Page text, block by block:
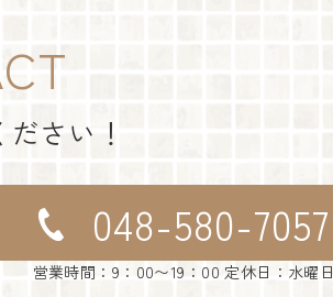
さい！
048-580-7057
営業時間：9：00〜19：00 定休日：水曜日